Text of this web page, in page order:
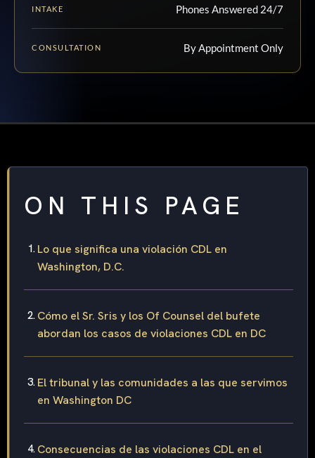
INTAKE Phones Answered 24/7
CONSULTATION By Appointment Only
ON THIS PAGE
Lo que significa una violación CDL en
Washington, D.C.
Cómo el Sr. Sris y los Of Counsel del bufete
abordan los casos de violaciones CDL en DC
El tribunal y las comunidades a las que servimos
en Washington DC
Consecuencias de las violaciones CDL en el